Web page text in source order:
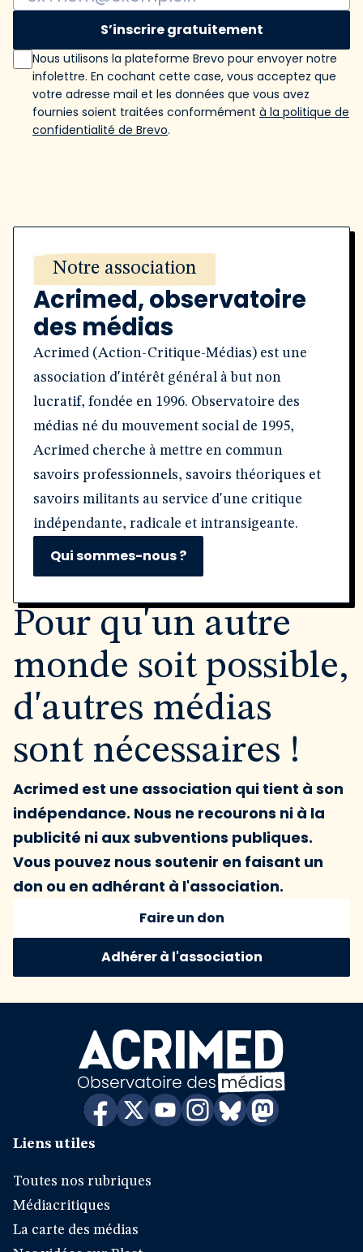
S’inscrire gratuitement
Nous utilisons la plateforme Brevo pour envoyer notre
infolettre. En cochant cette case, vous acceptez que
votre adresse mail et les données que vous avez
fournies soient traitées conformément à la politique de
confidentialité de Brevo.
Notre association
Acrimed, observatoire
des médias
Acrimed (Action-Critique-Médias) est une
association d'intérêt général à but non
lucratif, fondée en 1996. Observatoire des
médias né du mouvement social de 1995,
Acrimed cherche à mettre en commun
savoirs professionnels, savoirs théoriques et
savoirs militants au service d'une critique
indépendante, radicale et intransigeante.
Qui sommes-nous ?
Pour qu'un autre
monde soit possible,
d'autres médias
sont nécessaires !
Acrimed est une association qui tient à son
indépendance. Nous ne recourons ni à la
publicité ni aux subventions publiques.
Vous pouvez nous soutenir en faisant un
don ou en adhérant à l'association.
Faire un don
Adhérer à l'association
Liens utiles
Toutes nos rubriques
Médiacritiques
La carte des médias